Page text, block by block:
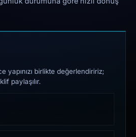
yapınızı birlikte değerlendiririz;
paylaşılır.